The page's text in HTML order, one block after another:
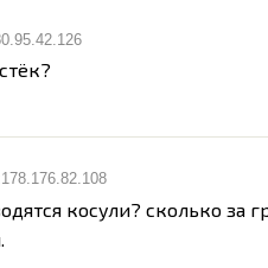
косули? сколько за